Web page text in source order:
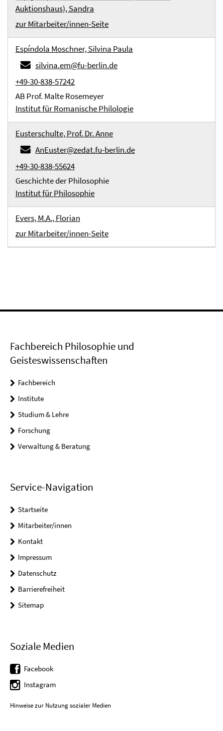
Auktionshaus), Sandra
zur Mitarbeiter/innen-Seite
Espíndola Moschner, Silvina Paula
silvina.em@fu-berlin.de
+49-30-838-57242
AB Prof. Malte Rosemeyer
Institut für Romanische Philologie
Eusterschulte, Prof. Dr. Anne
AnEuster@zedat.fu-berlin.de
+49-30-838-55624
Geschichte der Philosophie
Institut für Philosophie
Evers, M.A., Florian
zur Mitarbeiter/innen-Seite
Fachbereich Philosophie und
Geisteswissenschaften
Fachbereich
Institute
Studium & Lehre
Forschung
Verwaltung & Beratung
Service-Navigation
Startseite
Mitarbeiter/innen
Kontakt
Impressum
Datenschutz
Barrierefreiheit
Sitemap
Soziale Medien
Facebook
Instagram
Hinweise zur Nutzung sozialer Medien